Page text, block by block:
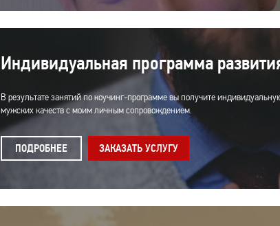
Индивидуальная программа
В результате занятий по коучинг-программе вы получите
мужских качеств с моим личным сопровождением.
ПОДРОБНЕЕ ЗАКАЗАТЬ УСЛУГУ